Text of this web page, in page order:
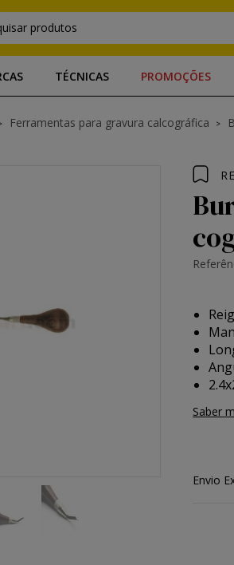
produtos
TÉCNICAS PROMOÇÕES
Ferramentas para gravura calcográfica
Saber
Envio